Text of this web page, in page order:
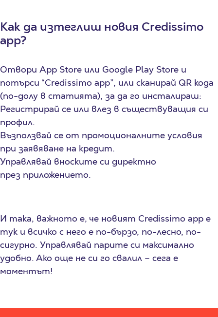
Как да изтеглиш новия Credissimo
app?
Отвори App Store или Google Play Store и
потърси “Credissimo app”, или сканирай QR кода
(по-долу в статията), за да го инсталираш:
Регистрирай се или влез в съществуващия си
профил.
Възползвай се от промоционалните условия
при заявяване на кредит.
Управлявай вноските си директно
през приложението.
И така, важното е, че новият Credissimo app е
тук и всичко с него е по-бързо, по-лесно, по-
сигурно. Управлявай парите си максимално
удобно. Ако още не си го свалил – сега е
моментът!